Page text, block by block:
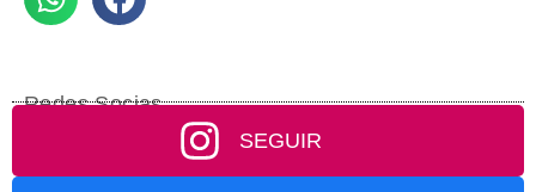
Redes Socias
SEGUIR